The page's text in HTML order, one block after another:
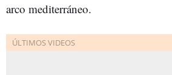
arco mediterráneo.